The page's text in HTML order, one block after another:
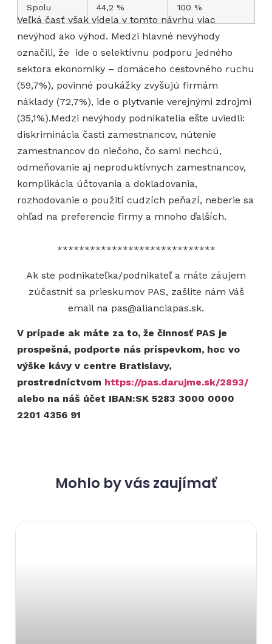
Spolu 44,2 % 100 %
Veľká časť však videla v tomto návrhu viac
nevýhod ako výhod. Medzi hlavné nevýhody
označili, že ide o selektívnu podporu jedného
sektora ekonomiky – domáceho cestovného ruchu
(59,7%), povinné poukážky zvyšujú firmám
náklady (72,7%), ide o plytvanie verejnými zdrojmi
(35,1%).Medzi nevýhody podnikatelia ešte uviedli:
diskriminácia časti zamestnancov, nútenie
zamestnancov do niečoho, čo sami nechcú,
odmeňovanie aj neproduktívnych zamestnancov,
komplikácia účtovania a dokladovania,
rozhodovanie o použití cudzích peňazí, neberie sa
ohľad na preferencie firmy a mnoho ďalších.
*****************************
Ak ste podnikateľka/podnikateľ a máte záujem
zúčastniť sa prieskumov PAS, zašlite nám Váš
email na pas@alianciapas.sk.
V prípade ak máte za to, že činnosť PAS je
prospešná, podporte nás príspevkom, hoc vo
výške kávy v centre Bratislavy,
prostredníctvom https://pas.darujme.sk/2893/
alebo na náš účet IBAN:SK 5283 3000 0000
2201 4356 91
Mohlo by vás zaujímať